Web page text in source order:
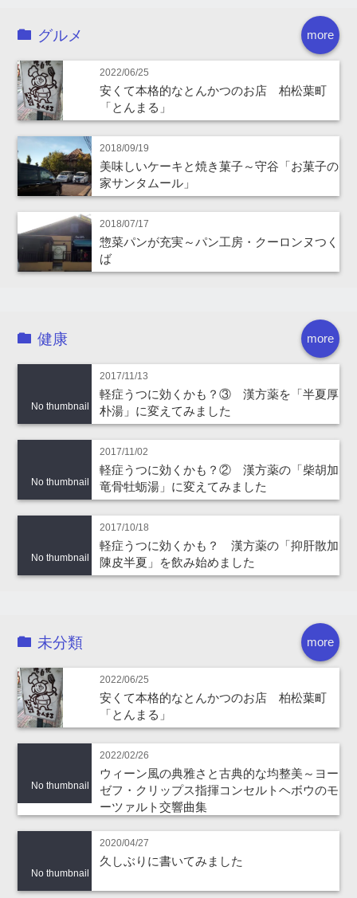
more
グルメ
2022/06/25
安くて本格的なとんかつのお店 柏松葉町
「とんまる」
2018/09/19
美味しいケーキと焼き菓子～守谷「お菓子の
家サンタムール」
2018/07/17
惣菜パンが充実～パン工房・クーロンヌつく
ば
more
健康
No thumbnail
2017/11/13
軽症うつに効くかも？③ 漢方薬を「半夏厚
朴湯」に変えてみました
No thumbnail
2017/11/02
軽症うつに効くかも？② 漢方薬の「柴胡加
竜骨牡蛎湯」に変えてみました
No thumbnail
2017/10/18
軽症うつに効くかも？ 漢方薬の「抑肝散加
陳皮半夏」を飲み始めました
more
未分類
2022/06/25
安くて本格的なとんかつのお店 柏松葉町
「とんまる」
No thumbnail
2022/02/26
ウィーン風の典雅さと古典的な均整美～ヨー
ゼフ・クリップス指揮コンセルトヘボウのモ
ーツァルト交響曲集
No thumbnail
2020/04/27
久しぶりに書いてみました